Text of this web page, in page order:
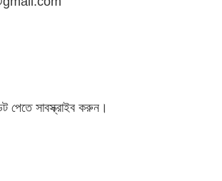
পেতে সাবস্ক্রাইব করুন।